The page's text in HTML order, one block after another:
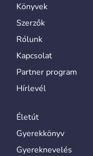
Könyvek
Szerzők
Rólunk
Kapcsolat
Partner program
Hírlevél
Életút
Gyerekkönyv
Gyereknevelés